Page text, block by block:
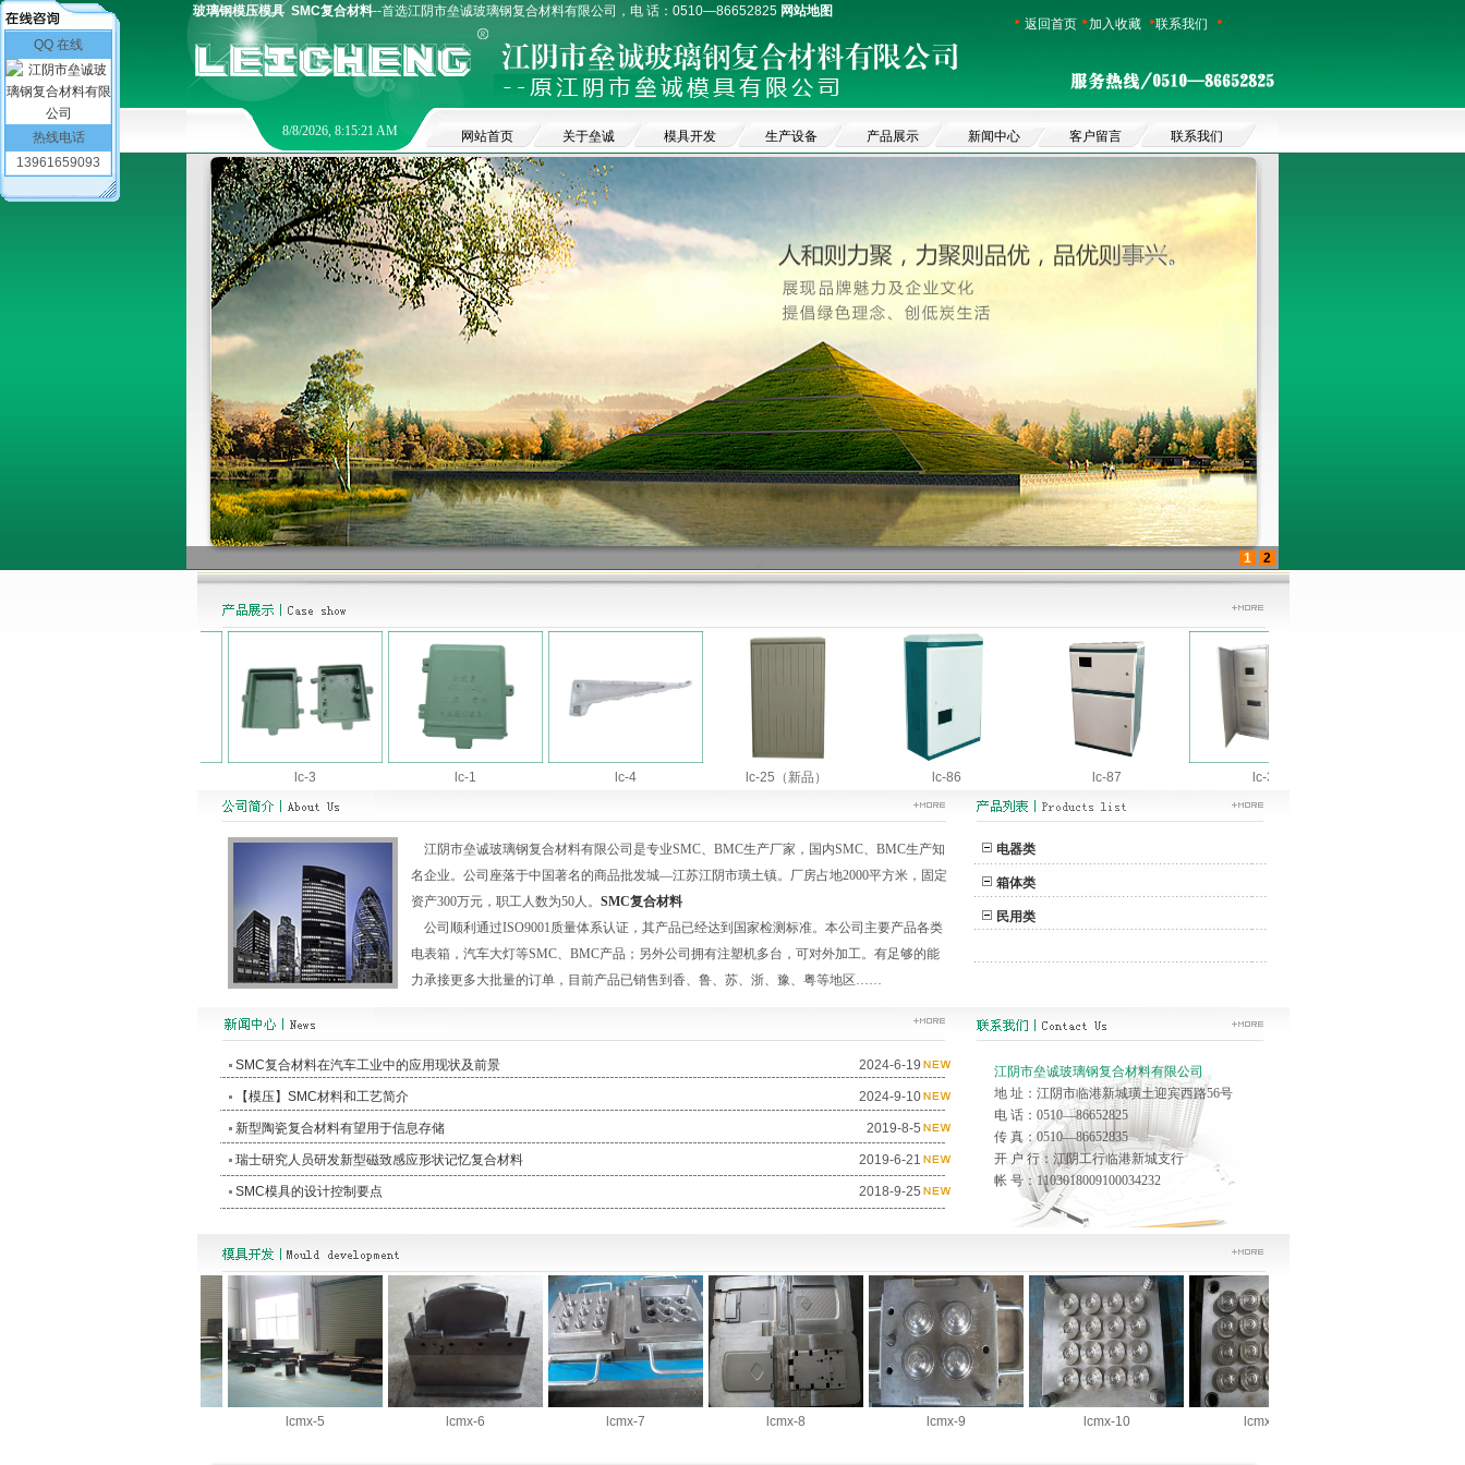
QQ 在线
热线电话
13961659093
玻璃钢模压模具 SMC复合材料--首选江阴市垒诚玻璃钢复合材料有限公司，电 话：0510—86652825 网站地图
返回首页
加入收藏 联系我们
8/8/2026, 8:15:21 AM 网站首页 关于垒诚 模具开发 生产设备 产品展示 新闻中心 客户留言 联系我们
1 2
lc-25（新品）
江阴市垒诚玻璃钢复合材料有限公司是专业SMC、BMC生产厂家，国内SMC、BMC生产知
名企业。公司座落于中国著名的商品批发城—江苏江阴市璜土镇。厂房占地2000平方米，固定
资产300万元，职工人数为50人。 SMC复合材料
公司顺利通过ISO9001质量体系认证，其产品已经达到国家检测标准。本公司主要产品各类
电表箱，汽车大灯等SMC、BMC产品；另外公司拥有注塑机多台，可对外加工。有足够的能
力承接更多大批量的订单，目前产品已销售到香、鲁、苏、浙、豫、粤等地区……
电器类
箱体类
民用类
SMC复合材料在汽车工业中的应用现状及前景 2024-6-19
【模压】SMC材料和工艺简介 2024-9-10
新型陶瓷复合材料有望用于信息存储 2019-8-5
瑞士研究人员研发新型磁致感应形状记忆复合材料 2019-6-21
SMC模具的设计控制要点 2018-9-25
江阴市垒诚玻璃钢复合材料有限公司
地 址：江阴市临港新城璜土迎宾西路56号
电 话：0510—86652825
传 真：0510—86652835
开 户 行：江阴工行临港新城支行
帐 号：1103018009100034232
lcmx-5 lcmx-6 lcmx-7 lcmx-8 lcmx-9 lcmx-10 lcmx-11